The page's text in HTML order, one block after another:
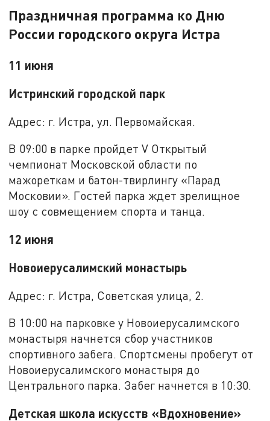
Праздничная программа ко Дню
России городского округа Истра
11 июня
Истринский городской парк
Адрес: г. Истра, ул. Первомайская.
В 09:00 в парке пройдет V Открытый
чемпионат Московской области по
мажореткам и батон-твирлингу «Парад
Московии». Гостей парка ждет зрелищное
шоу с совмещением спорта и танца.
12 июня
Новоиерусалимский монастырь
Адрес: г. Истра, Советская улица, 2.
В 10:00 на парковке у Новоиерусалимского
монастыря начнется сбор участников
спортивного забега. Спортсмены пробегут от
Новоиерусалимского монастыря до
Центрального парка. Забег начнется в 10:30.
Детская школа искусств «Вдохновение»